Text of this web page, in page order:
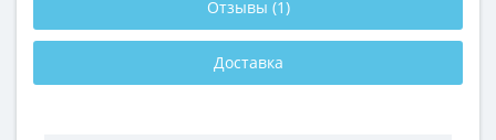
Отзывы (1)
Доставка